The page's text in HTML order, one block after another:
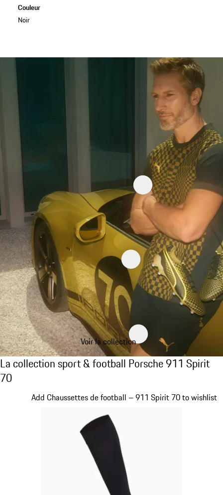
Couleur
Noir
Voir la collection
La collection sport & football Porsche 911
La collection sport & football Porsche 911 Spirit
70
Add Chaussettes de football – 911 Spirit 70 to wishlist
Diapositive 1 sur 8